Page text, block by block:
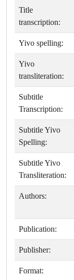
Title
transcription:
Yivo spelling:
Yivo
transliteration:
Subtitle
Transcription:
Subtitle Yivo
Spelling:
Subtitle Yivo
Transliteration:
Authors:
Publication:
Publisher:
Format: